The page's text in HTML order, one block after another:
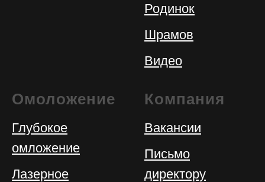
Родинок
Шрамов
Видео
Омоложение
Глубокое
омложение
Лазерное
Компания
Вакансии
Письмо
директору